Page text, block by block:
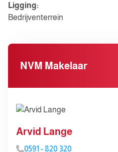
Ligging:
Bedrijventerrein
NVM Makelaar
Arvid Lange
0591 - 820 320